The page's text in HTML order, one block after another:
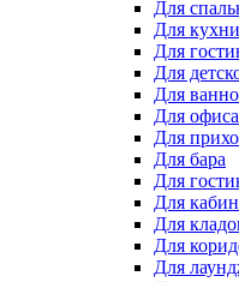
Для
Для кухни
Для
Для
Для
Для офиса
Для
Для бара
Для
Для
Для
Для
Для